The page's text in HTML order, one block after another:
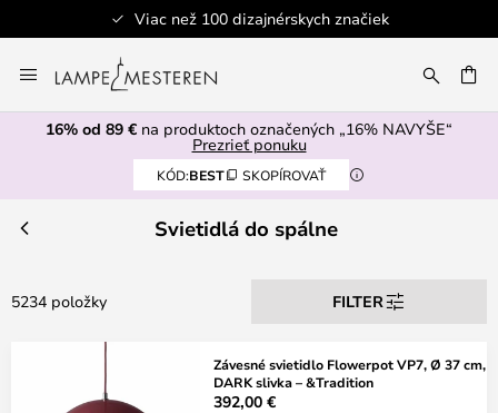
Bezpečná platba
to
Content
16% od 89 € na produktoch označených „16% NAVYŠE“
Prezrieť ponuku
KÓD:BEST SKOPÍROVAŤ
Svietidlá do spálne
5234 položky FILTER
Závesné svietidlo Flowerpot VP7, Ø 37 cm,
DARK slivka – &Tradition
392,00 €